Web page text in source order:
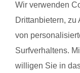
Ein
Mitarbeitenden für
Mitarbeitenden
Wir verwenden
Drittanbietern,
von
Surfverhaltens.
willigen Sie in